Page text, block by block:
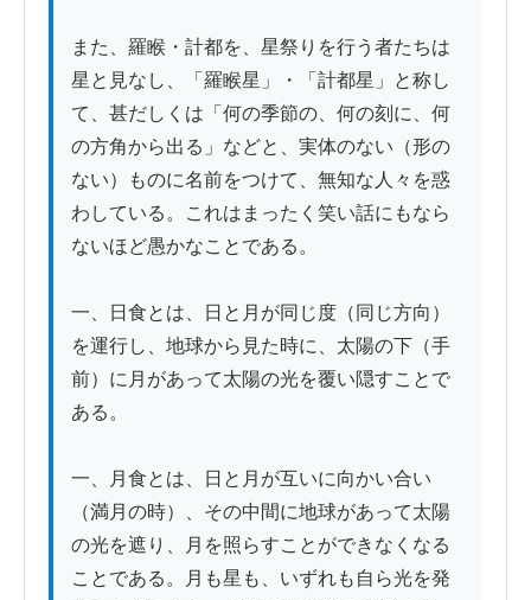
また、羅睺・計都を、星祭りを行う者たちは
星と見なし、「羅睺星」・「計都星」と称し
て、甚だしくは「何の季節の、何の刻に、何
の方角から出る」などと、実体のない（形の
ない）ものに名前をつけて、無知な人々を惑
わしている。これはまったく笑い話にもなら
ないほど愚かなことである。
一、日食とは、日と月が同じ度（同じ方向）
を運行し、地球から見た時に、太陽の下（手
前）に月があって太陽の光を覆い隠すことで
ある。
一、月食とは、日と月が互いに向かい合い
（満月の時）、その中間に地球があって太陽
の光を遮り、月を照らすことができなくなる
ことである。月も星も、いずれも自ら光を発